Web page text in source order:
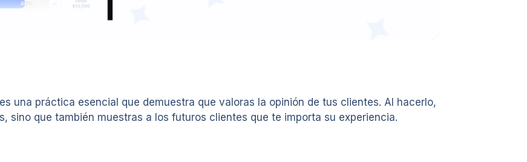
una práctica esencial que demuestra que valoras la opinión de tus clientes. Al hacerlo,
sino que también muestras a los futuros clientes que te importa su experiencia.